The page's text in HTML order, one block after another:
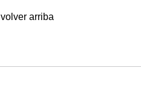
volver arriba